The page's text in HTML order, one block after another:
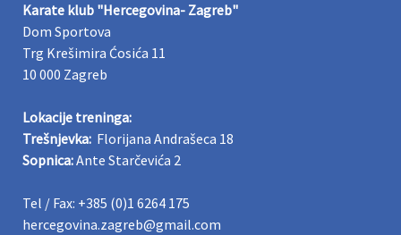
Karate klub "Hercegovina- Zagreb"
Dom Sportova
Trg Krešimira Ćosića 11
10 000 Zagreb
Lokacije treninga:
Trešnjevka: Florijana Andrašeca 18
Sopnica:Ante Starčevića 2
Tel / Fax: +385 (0)1 6264 175
hercegovina.zagreb@gmail.com